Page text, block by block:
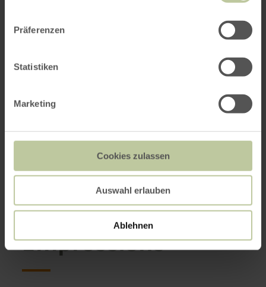
Präferenzen
Statistiken
Marketing
Cookies zulassen
Auswahl erlauben
Ablehnen
Impressions